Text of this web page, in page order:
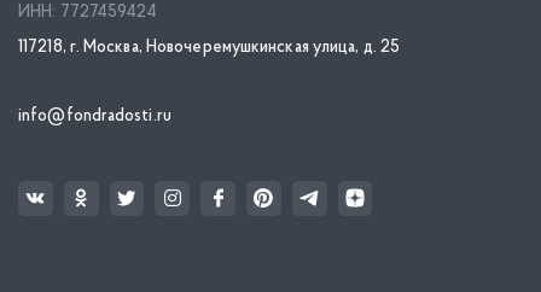
ИНН: 7727459424
117218, г. Москва, Новочеремушкинская улица, д. 25
info@fondradosti.ru